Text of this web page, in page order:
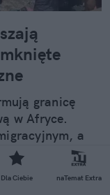
Dla Ciebie naTemat Extra
granicę
w Afryce.
a
się reakcje
umowę